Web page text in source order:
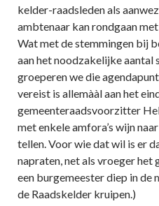
kelder-raadsleden als
ambtenaar kan rondgaan
Wat met de stemmingen bij
aan het noodzakelijke aantal
groeperen we die
vereist is allemààl aan het
gemeenteraadsvoorzitter
met enkele amfora’s wijn
tellen. Voor wie dat wil is er
napraten, net als vroeger het
een burgemeester diep in de
de Raadskelder kruipen.)